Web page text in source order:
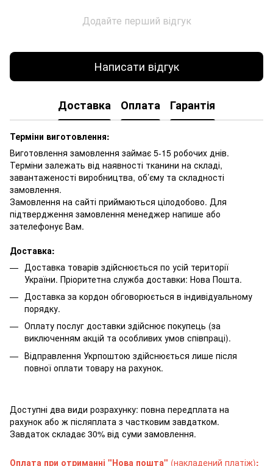
Додайте перший відгук
Написати відгук
Доставка Оплата Гарантія
Терміни виготовлення:
Виготовлення замовлення займає 5-15 робочих днів.
Терміни залежать від наявності тканини на складі,
завантаженості виробництва, об’єму та складності
замовлення.
Замовлення на сайті приймаються цілодобово. Для
підтвердження замовлення менеджер напише або
зателефонує Вам.
Доставка:
Доставка товарів здійснюється по усій території
України. Пріоритетна служба доставки: Нова Пошта.
Доставка за кордон обговорюється в індивідуальному
порядку.
Оплату послуг доставки здійснює покупець (за
виключенням акцій та особливих умов співпраці).
Відправлення Укрпоштою здійснюється лише після
повної оплати товару на рахунок.
Доступні два види розрахунку: повна передплата на
рахунок або ж післяплата з частковим завдатком.
Завдаток складає 30% від суми замовлення.
Оплата при отриманні "Нова пошта" (накладений платіж):